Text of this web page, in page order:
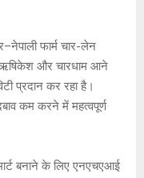
फार्म चार-लेन
ऋषिकेश और चारधाम आने
प्रदान कर रहा है।
कम करने में महत्वपूर्ण
बनाने के लिए एनएचएआई